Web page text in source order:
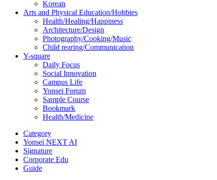
Korean
Arts and Physical Education/Hobbies
Health/Healing/Happiness
Architecture/Design
Photography/Cooking/Music
Child rearing/Communication
Y-square
Daily Focus
Social Innovation
Campus Life
Yonsei Forum
Sample Course
Bookmark
Health/Medicine
Category
Yonsei NEXT AI
Signature
Corporate Edu
Guide